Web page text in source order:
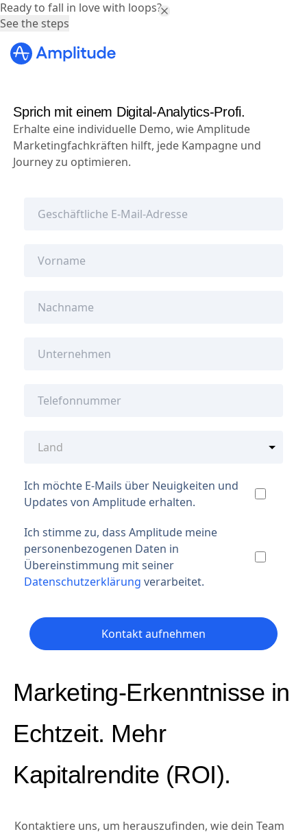
Sprich mit einem Digital-Analytics-Profi.
Erhalte eine individuelle Demo, wie Amplitude
Marketingfachkräften hilft, jede Kampagne und
Journey zu optimieren.
Ich möchte E-Mails über Neuigkeiten und
Updates von Amplitude erhalten.
Ich stimme zu, dass Amplitude meine
personenbezogenen Daten in
Übereinstimmung mit seiner
Datenschutzerklärung verarbeitet.
Kontakt aufnehmen
Marketing-Erkenntnisse in
Echtzeit. Mehr
Kapitalrendite (ROI).
Kontaktiere uns, um herauszufinden, wie dein Team
Ready to fall in love with loops?
See the steps